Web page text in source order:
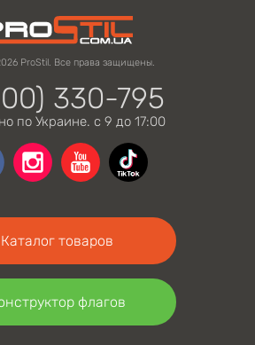
ProStil. Все права защищены.
330-795
по Украине. с 9 до 17:00
Каталог товаров
флагов